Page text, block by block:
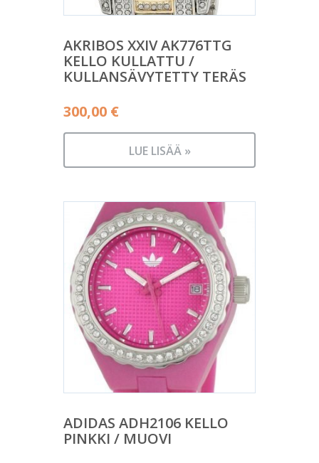
AKRIBOS XXIV AK776TTG
KELLO KULLATTU /
KULLANSÄVYTETTY TERÄS
300,00 €
LUE LISÄÄ »
ADIDAS ADH2106 KELLO
PINKKI / MUOVI